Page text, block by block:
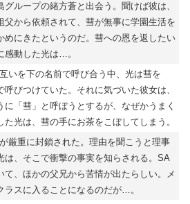
グループの緒方蒼と出会う。聞けば彼は、
父から依頼されて、彗が無事に学園生活を
めにきたというのだ。彗への恩を返したい
感動した光は…。
いを下の名前で呼び合う中、光は彗を
呼びつけていた。それに気づいた彼女は、
に「彗」と呼ぼうとするが、なぜかうまく
た光は、彗の手にお茶をこぼしてしまう。
厳重に封鎖された。理由を聞こうと理事
は、そこで衝撃の事実を知らされる。SA
て、ほかの父兄から苦情が出たらしい。メ
ラスに入ることになるのだが…。